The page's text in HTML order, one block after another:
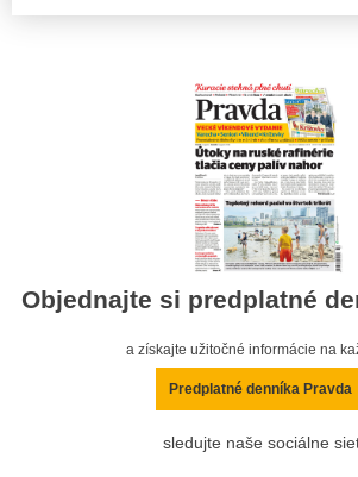
Objednajte si predplatné
a získajte užitočné informácie na
Predplatné denníka Pravda
sledujte naše sociálne